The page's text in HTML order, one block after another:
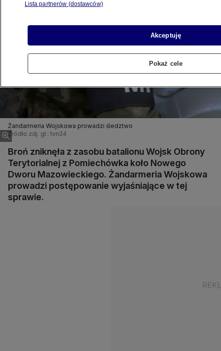
Żandarmeria Wojskowa prowadzi śledztwo
Źródło zdj. gł.: tvn24
Broń zniknęła z zasobu batalionu Wojsk Obrony
Terytorialnej z Pomiechówka koło Nowego
Dworu Mazowieckiego. Żandarmeria Wojskowa
prowadzi postępowanie wyjaśniające w tej
sprawie.
Lista partnerów (dostawców)
Akceptuję
Pokaż cele